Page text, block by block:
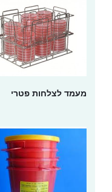
מעמד לצלחות פטרי